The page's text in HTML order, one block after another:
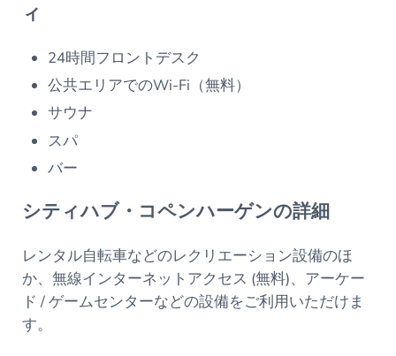
ィ
24時間フロントデスク
公共エリアでのWi-Fi（無料）
サウナ
スパ
バー
シティハブ・コペンハーゲンの詳細
レンタル自転車などのレクリエーション設備のほ
か、無線インターネットアクセス (無料)、アーケー
ド / ゲームセンターなどの設備をご利用いただけま
す。